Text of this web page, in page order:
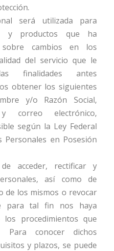
será utilizada para
y productos que ha
sobre cambios en los
del servicio que le
finalidades antes
obtener los siguientes
y/o Razón Social,
correo electrónico,
según la Ley Federal
en Posesión
acceder, rectificar y
así como de
de los mismos o revocar
para tal fin nos haya
procedimientos que
Para conocer dichos
y plazos, se puede